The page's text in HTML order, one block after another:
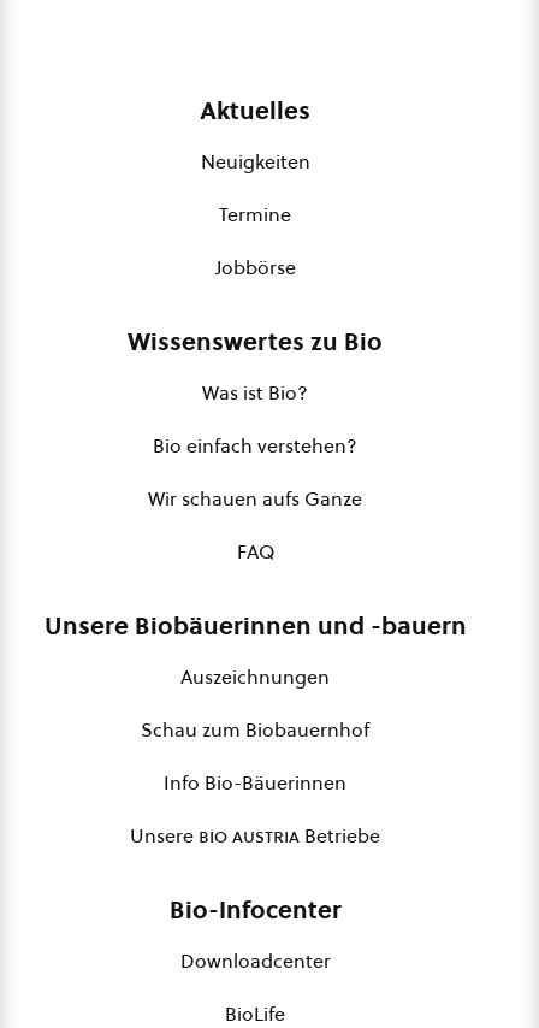
Aktuelles
Neuigkeiten
Termine
Jobbörse
Wissenswertes zu Bio
Was ist Bio?
Bio einfach verstehen?
Wir schauen aufs Ganze
FAQ
Unsere Biobäuerinnen und -bauern
Auszeichnungen
Schau zum Biobauernhof
Info Bio-Bäuerinnen
Unsere bio austria Betriebe
Bio-Infocenter
Downloadcenter
BioLife